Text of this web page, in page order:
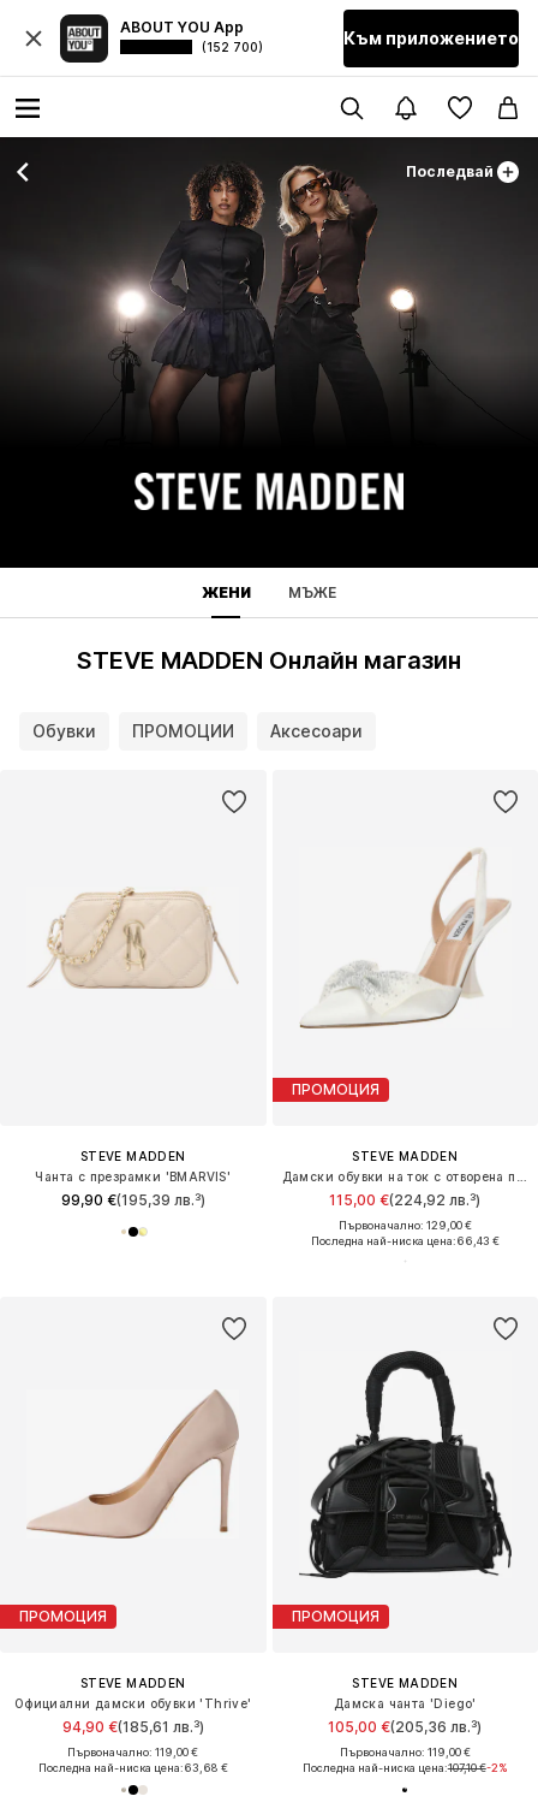
ABOUT YOU App
(152 700) Към приложението
Последвай
ЖЕНИ МЪЖЕ
STEVE MADDEN Онлайн магазин
Обувки ПРОМОЦИИ Аксесоари
STEVE MADDEN
Чанта с презрамки 'BMARVIS'
99,90 €(195,39 лв.³)
ПРОМОЦИЯ
STEVE MADDEN
115,00 €(224,92 лв.³)
Първоначално: 129,00 €
Последна най-ниска цена:66,43 €
ПРОМОЦИЯ
STEVE MADDEN
Официални дамски обувки 'Thrive'
94,90 €(185,61 лв.³)
Първоначално: 119,00 €
Последна най-ниска цена:63,68 €
ПРОМОЦИЯ
STEVE MADDEN
Дамска чанта 'Diego'
105,00 €(205,36 лв.³)
Първоначално: 119,00 €
Последна най-ниска цена:107,10 €-2%